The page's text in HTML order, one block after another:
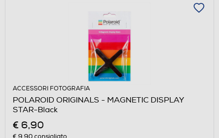
ACCESSORI FOTOGRAFIA
POLAROID ORIGINALS - MAGNETIC DISPLAY
STAR-Black
€ 6,90
€ 9,90consigliato